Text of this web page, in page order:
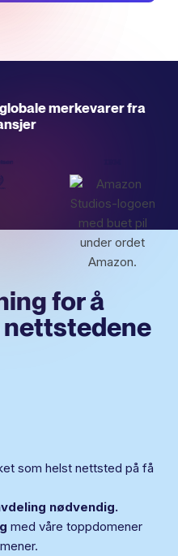
merkevarer fra
for å
nettstedene
som helst nettsted på få
nødvendig.
med våre toppdomener